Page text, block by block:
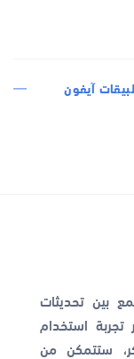
آيفون
بين تحديثات
تجربة استخدام
ستتمكن من